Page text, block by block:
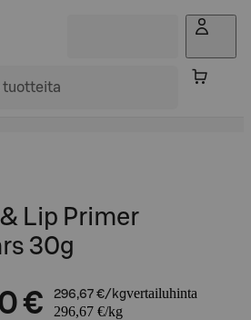
Lip Primer
30g
€ 296,67 €/kgvertailuhinta
296,67 €/kg